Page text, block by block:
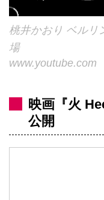
桃井かおり ベルリ
場
www.youtube.com
映画『火
公開